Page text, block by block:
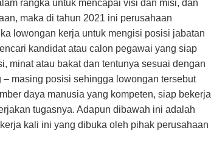
rangka untuk mencapai visi dan misi, dan
maka di tahun 2021 ini perusahaan
lowongan kerja untuk mengisi posisi jabatan
kandidat atau calon pegawai yang siap
minat atau bakat dan tentunya sesuai dengan
masing posisi sehingga lowongan tersebut
daya manusia yang kompeten, siap bekerja
tugasnya. Adapun dibawah ini adalah
kali ini yang dibuka oleh pihak perusahaan